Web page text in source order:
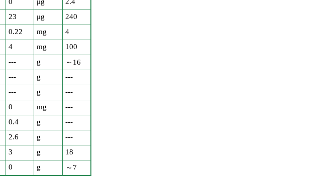
0 μg
2.4
23 μg
240
0.22 mg
4
4 mg
100
--- g
～16
--- g
---
--- g
---
0 mg
---
0.4 g
---
2.6 g
---
3 g
18
0 g ～7